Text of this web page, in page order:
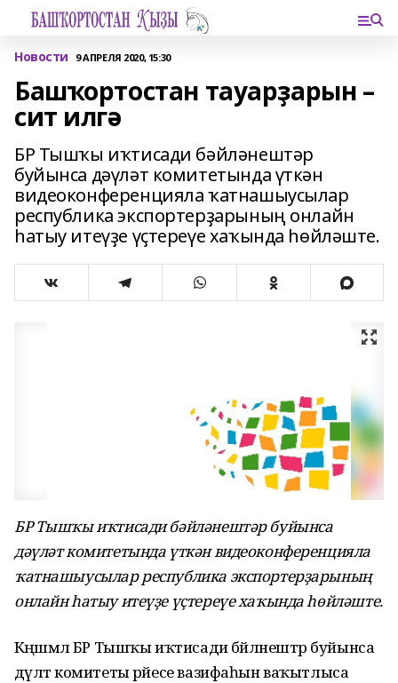
Новости 9 АПРЕЛЯ 2020, 15:30
Башҡортостан тауарҙарын –
сит илгә
БР Тышҡы иҡтисади бәйләнештәр
буйынса дәүләт комитетында үткән
видеоконференцияла ҡатнашыусылар
республика экспортерҙарының онлайн
һатыу итеүҙе үҫтереүе хаҡында һөйләште.
БР Тышҡы иҡтисади бәйләнештәр буйынса
дәүләт комитетында үткән видеоконференцияла
ҡатнашыусылар республика экспортерҙарының
онлайн һатыу итеүҙе үҫтереүе хаҡында һөйләште.
Кәңәшмәлә БР Тышҡы иҡтисади бәйләнештәр буйынса
дәүләт комитеты рәйесе вазифаһын ваҡытлыса